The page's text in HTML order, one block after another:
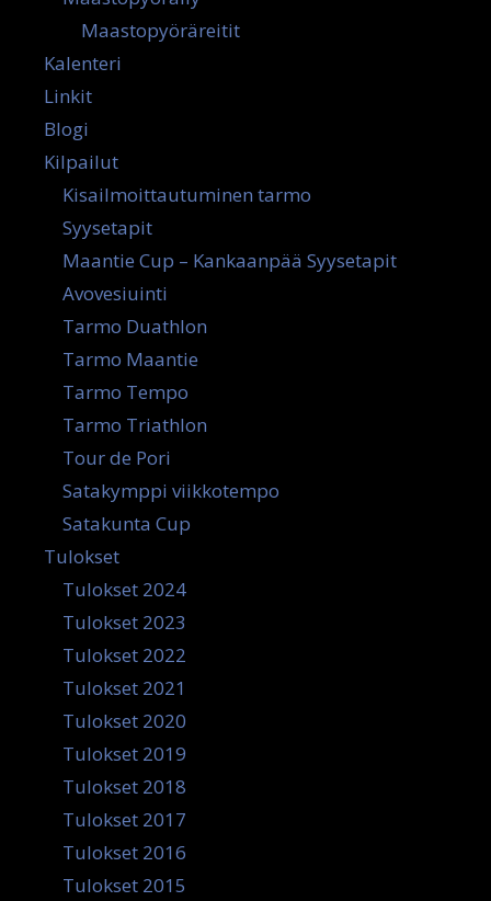
Maastopyöräreitit
Kalenteri
Linkit
Blogi
Kilpailut
Kisailmoittautuminen tarmo
Syysetapit
Maantie Cup – Kankaanpää Syysetapit
Avovesiuinti
Tarmo Duathlon
Tarmo Maantie
Tarmo Tempo
Tarmo Triathlon
Tour de Pori
Satakymppi viikkotempo
Satakunta Cup
Tulokset
Tulokset 2024
Tulokset 2023
Tulokset 2022
Tulokset 2021
Tulokset 2020
Tulokset 2019
Tulokset 2018
Tulokset 2017
Tulokset 2016
Tulokset 2015